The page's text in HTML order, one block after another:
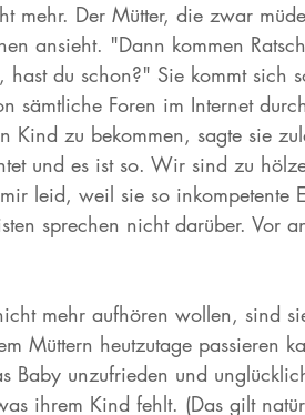
mehr. Der Mütter, die zwar
ansieht. "Dann kommen
du schon?" Sie kommt sich
sämtliche Foren im Internet
Kind zu bekommen, sagte sie
und es ist so. Wir sind zu
leid, weil sie so inkompetente
sprechen nicht darüber. Vor
mehr aufhören wollen, sind
Müttern heutzutage passieren
Baby unzufrieden und
ihrem Kind fehlt. (Das gilt